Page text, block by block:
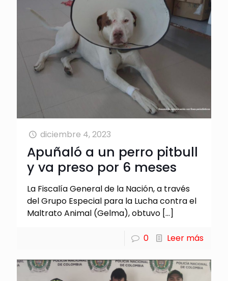
diciembre 4, 2023
Apuñaló a un perro pitbull
y va preso por 6 meses
La Fiscalía General de la Nación, a través
del Grupo Especial para la Lucha contra el
Maltrato Animal (Gelma), obtuvo […]
0 Leer más